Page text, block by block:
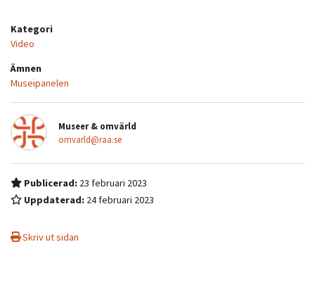
Kategori
Video
Ämnen
Museipanelen
Museer & omvärld
omvarld@raa.se
Publicerad: 23 februari 2023
Uppdaterad: 24 februari 2023
Skriv ut sidan